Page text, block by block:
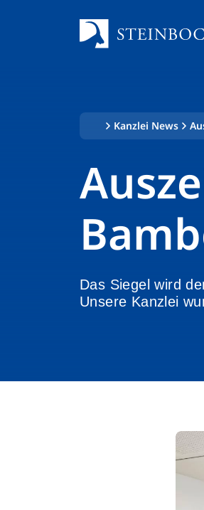
Kanzlei News
Das Siegel wird
Unsere Kanzlei